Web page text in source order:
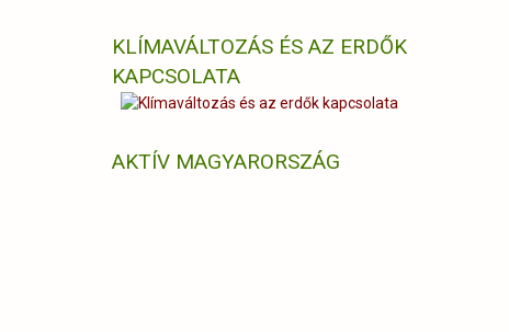
KLÍMAVÁLTOZÁS ÉS AZ ERDŐK
KAPCSOLATA
AKTÍV MAGYARORSZÁG